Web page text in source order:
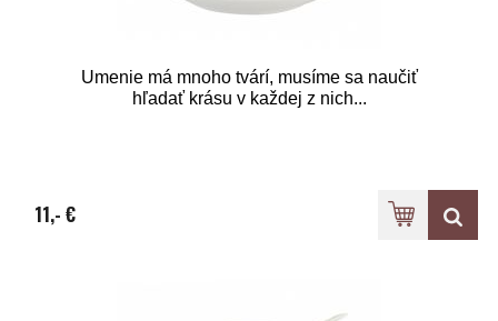
Umenie má mnoho tvárí, musíme sa naučiť
hľadať krásu v každej z nich...
11,- €